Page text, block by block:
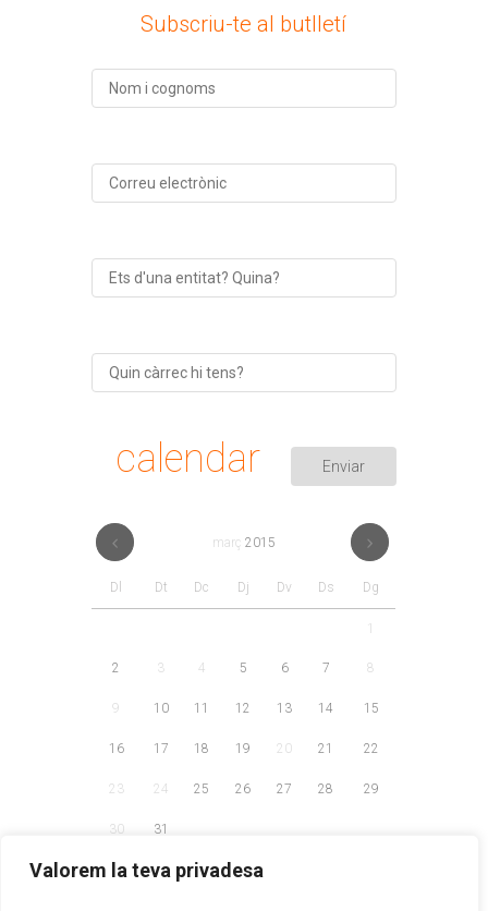
Valorem la teva privadesa
Subscriu-te al butlletí
calendar
març 2015
Dl Dt Dc Dj Dv Ds Dg
2 3 4 5 6 7 8
9 10 11 12 13 14 15
16 17 18 19 20 21 22
23 24 25 26 27 28 29
30 31